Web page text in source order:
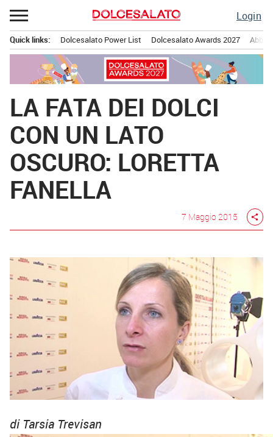
Passa
al
contenuto
Login
principale
Quick links: Dolcesalato Power List Dolcesalato Awards 2027
LA FATA DEI DOLCI
CON UN LATO
OSCURO: LORETTA
FANELLA
7 Maggio 2015 share
di Tarsia Trevisan